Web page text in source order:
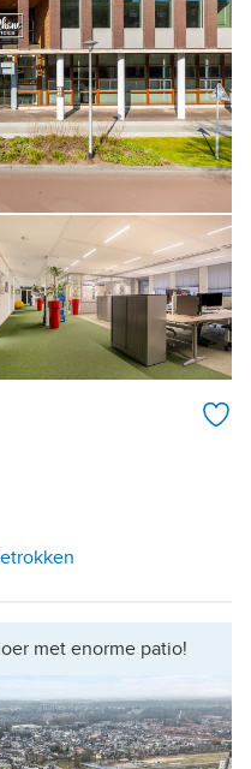
met enorme patio!